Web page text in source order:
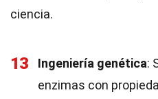
ciencia.
13 Ingeniería genética:
enzimas con